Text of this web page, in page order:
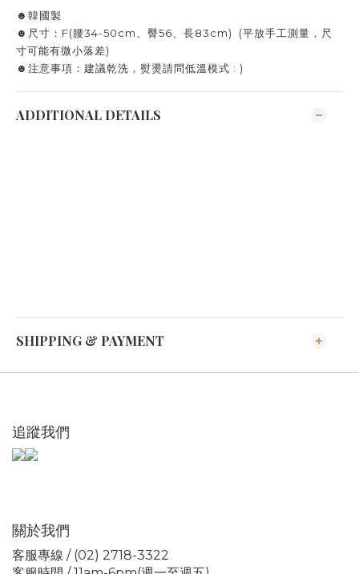
☻韓國製
☻尺寸：F(腰34-50cm、臀56、長83cm) (平放手工測量，尺
寸可能有微小落差)
☻注意事項：建議乾洗，熨燙請問低溫模式 : )
ADDITIONAL DETAILS
SHIPPING & PAYMENT
追蹤我們
關於我們
客服專線 / (02) 2718-3322